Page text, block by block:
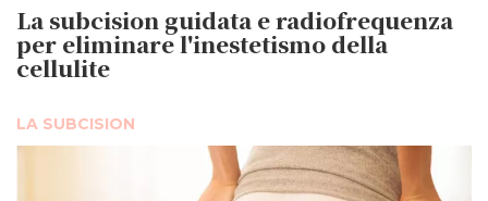
La subcision guidata e radiofrequenza
per eliminare l'inestetismo della
cellulite
LA SUBCISION